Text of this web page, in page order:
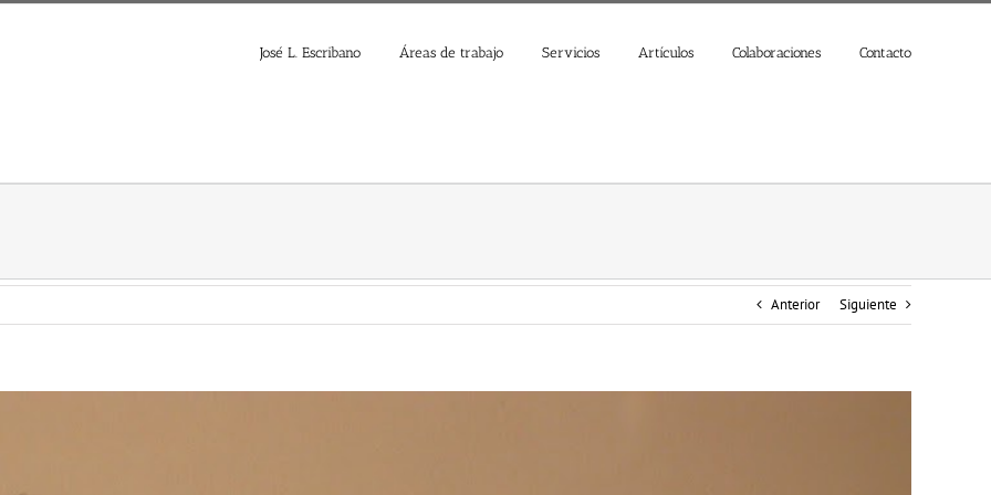
José L. Escribano Áreas de trabajo Servicios Artículos Colaboraciones Contacto
Anterior Siguiente